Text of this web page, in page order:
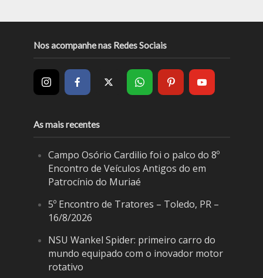
Nos acompanhe nas Redes Sociais
As mais recentes
Campo Osório Cardilio foi o palco do 8º
Encontro de Veículos Antigos do em
Patrocínio do Muriaé
5º Encontro de Tratores – Toledo, PR –
16/8/2026
NSU Wankel Spider: primeiro carro do
mundo equipado com o inovador motor
rotativo